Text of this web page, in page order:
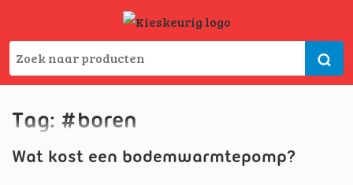
Tag: #boren
Wat kost een bodemwarmtepomp?